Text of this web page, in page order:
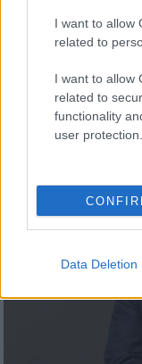
I want to allow
related to
I want to allow
related to
functionality
user protection.
Data Deletion
Γιώργος
800 εκατ. το
Ο νέος
Γιώργος
στόχος είναι
τροχιά η ΔΕΗ